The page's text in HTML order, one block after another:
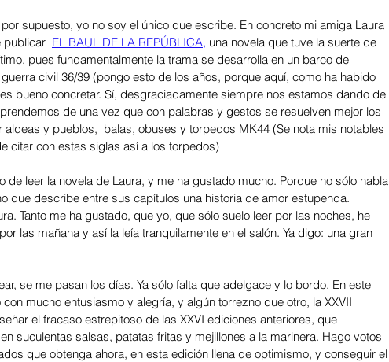
supuesto, yo no soy el único que escribe. En concreto mi amiga Laura
publicar EL BAUL DE LA REPÚBLICA, una novela que tuve la suerte de
pues fundamentalmente la trama se desarrolla en un barco de
civil 36/39 (pongo esto de los años, porque aquí, como ha habido
bueno concretar. Sí, desgraciadamente siempre nos estamos dando de
de una vez que con palabras y gestos se resuelven mejor los
y pueblos,  balas, obuses y torpedos MK44 (Se nota mis notables
citar con estas siglas así a los torpedos)
de leer la novela de Laura, y me ha gustado mucho. Porque no sólo habla
que describe entre sus capítulos una historia de amor estupenda.
Tanto me ha gustado, que yo, que sólo suelo leer por las noches, he
las mañana y así la leía tranquilamente en el salón. Ya digo: una gran
se me pasan los días. Ya sólo falta que adelgace y lo bordo. En este
mucho entusiasmo y alegría, y algún torrezno que otro, la XXVII
el fracaso estrepitoso de las XXVI ediciones anteriores, que
suculentas salsas, patatas fritas y mejillones a la marinera. Hago votos
que obtenga ahora, en esta edición llena de optimismo, y conseguir el